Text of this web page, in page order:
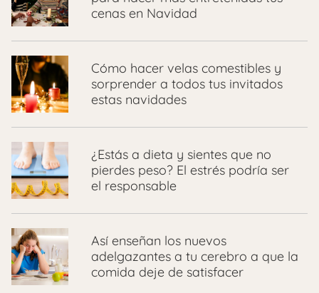
cenas en Navidad
Cómo hacer velas comestibles y
sorprender a todos tus invitados
estas navidades
¿Estás a dieta y sientes que no
pierdes peso? El estrés podría ser
el responsable
Así enseñan los nuevos
adelgazantes a tu cerebro a que la
comida deje de satisfacer